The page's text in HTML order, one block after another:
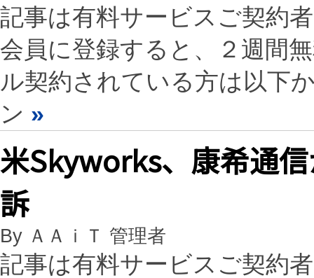
記事は有料サービスご契約
会員に登録すると、２週間
ル契約されている方は以下
ン »
米Skyworks、康希通
訴
By ＡＡｉＴ 管理者
記事は有料サービスご契約